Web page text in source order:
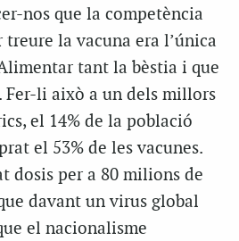
nos que la competència
treure la vacuna era l’única
tant la bèstia i que
Fer-li això a un dels millors
el 14% de la població
el 53% de les vacunes.
dosis per a 80 milions de
davant un virus global
el nacionalisme